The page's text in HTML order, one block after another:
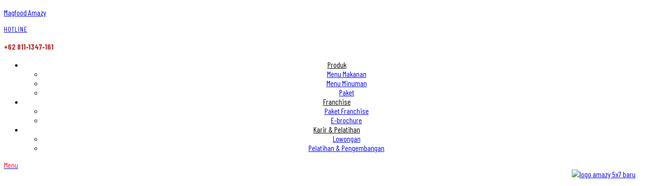
Magfood Amazy
HOTLINE
+62 811‑1347‑161
Produk
Menu Makanan
Menu Minuman
Paket
Franchise
Paket Franchise
E-brochure
Karir & Pelatihan
Lowongan
Pelatihan & Pengembangan
Menu